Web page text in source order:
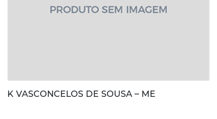
K VASCONCELOS DE SOUSA – ME